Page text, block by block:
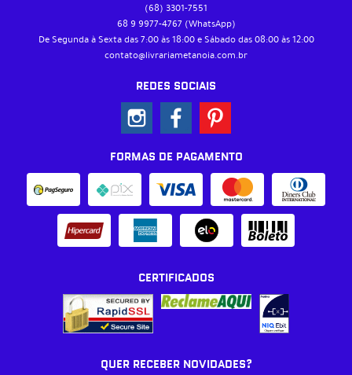
(68) 3301-7551
68 9 9977-4767 (WhatsApp)
De Segunda à Sexta das 7:00 às 18:00 e Sábado das 08:00 às 12:00
contato@livrariametanoia.com.br
REDES SOCIAIS
FORMAS DE PAGAMENTO
CERTIFICADOS
QUER RECEBER NOVIDADES?